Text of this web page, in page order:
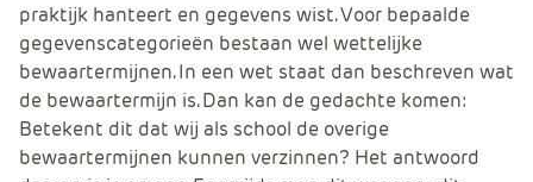
praktijk hanteert en gegevens wist. Voor bepaalde
gegevenscategorieën bestaan wel wettelijke
bewaartermijnen. In een wet staat dan beschreven wat
de bewaartermijn is. Dan kan de gedachte komen:
Betekent dit dat wij als school de overige
bewaartermijnen kunnen verzinnen? Het antwoord